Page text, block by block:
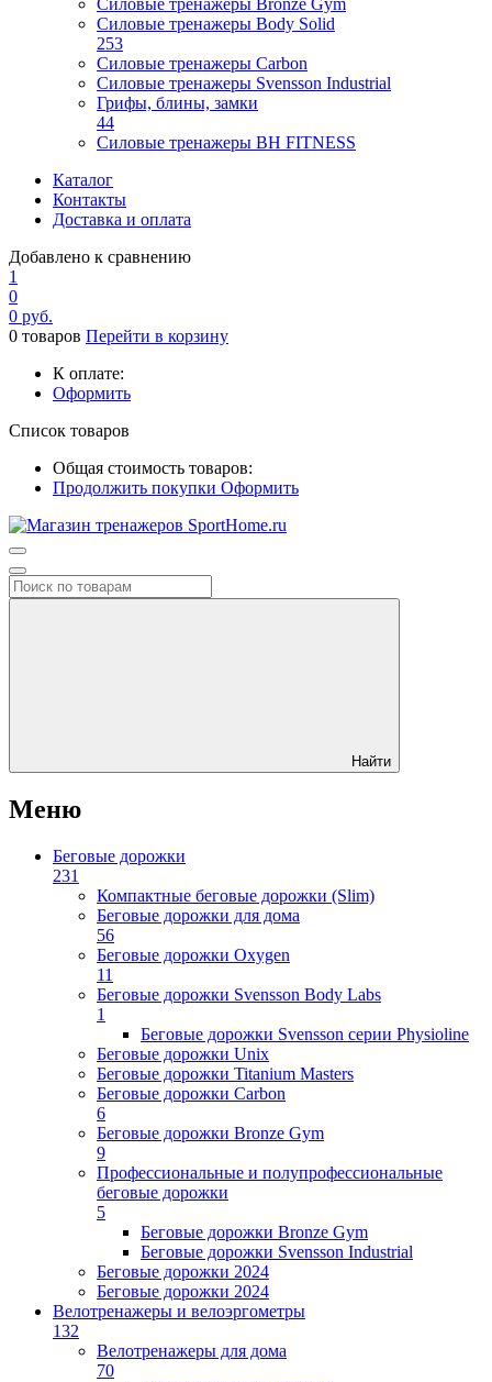
Силовые тренажеры Body Solid
253
Силовые тренажеры Carbon
Силовые тренажеры Svensson Industrial
Грифы, блины, замки
44
Силовые тренажеры BH FITNESS
Каталог
Контакты
Доставка и оплата
Добавлено к сравнению
1
0
0 руб.
0 товаров Перейти в корзину
К оплате:
Оформить
Список товаров
Общая стоимость товаров:
Продолжить покупки Оформить
Найти
Меню
Беговые дорожки
231
Компактные беговые дорожки (Slim)
Беговые дорожки для дома
56
Беговые дорожки Oxygen
11
Беговые дорожки Svensson Body Labs
1
Беговые дорожки Svensson серии Physioline
Беговые дорожки Unix
Беговые дорожки Titanium Masters
Беговые дорожки Carbon
6
Беговые дорожки Bronze Gym
9
Профессиональные и полупрофессиональные
беговые дорожки
5
Беговые дорожки Bronze Gym
Беговые дорожки Svensson Industrial
Беговые дорожки 2024
Беговые дорожки 2024
Велотренажеры и велоэргометры
132
Велотренажеры для дома
70